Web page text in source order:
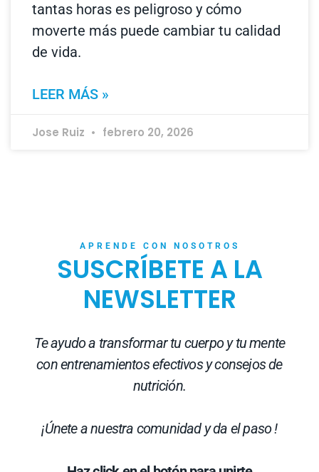
tantas horas es peligroso y cómo
moverte más puede cambiar tu calidad
de vida.
LEER MÁS »
Jose Ruiz febrero 20, 2026
APRENDE CON NOSOTROS
SUSCRÍBETE A LA
NEWSLETTER
Te ayudo a transformar tu cuerpo y tu mente
con entrenamientos efectivos y consejos de
nutrición.
¡Únete a nuestra comunidad y da el paso !